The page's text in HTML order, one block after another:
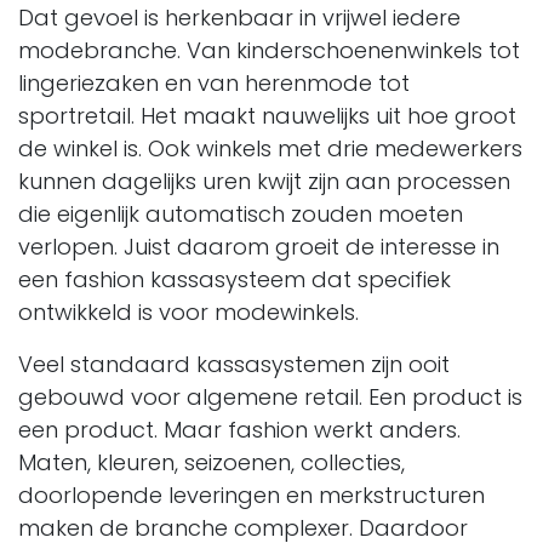
Dat gevoel is herkenbaar in vrijwel iedere
modebranche. Van kinderschoenenwinkels tot
lingeriezaken en van herenmode tot
sportretail. Het maakt nauwelijks uit hoe groot
de winkel is. Ook winkels met drie medewerkers
kunnen dagelijks uren kwijt zijn aan processen
die eigenlijk automatisch zouden moeten
verlopen. Juist daarom groeit de interesse in
een fashion kassasysteem dat specifiek
ontwikkeld is voor modewinkels.
Veel standaard kassasystemen zijn ooit
gebouwd voor algemene retail. Een product is
een product. Maar fashion werkt anders.
Maten, kleuren, seizoenen, collecties,
doorlopende leveringen en merkstructuren
maken de branche complexer. Daardoor